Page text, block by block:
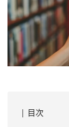
目次